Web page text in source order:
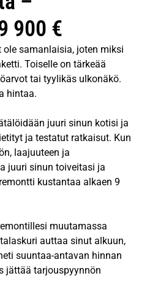
900 €
samanlaisia, joten miksi
Toiselle on tärkeää
tai tyylikäs ulkonäkö.
hintaa.
juuri sinun kotisi ja
ja testatut ratkaisut. Kun
laajuuteen ja
juuri sinun toiveitasi ja
kustantaa alkaen 9
muutamassa
auttaa sinut alkuun,
suuntaa-antavan hinnan
jättää tarjouspyynnön